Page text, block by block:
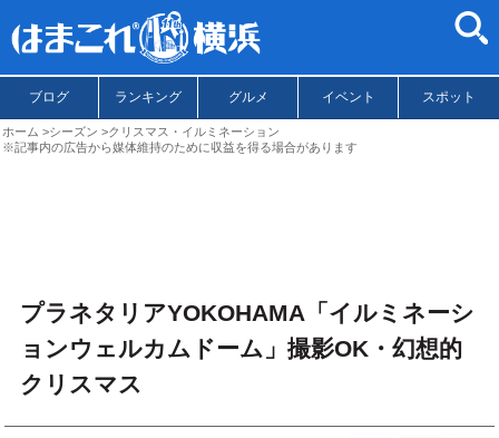
ブログ ランキング グルメ イベント スポット
ホーム シーズン
クリスマス・イルミネーション
※記事内の広告から媒体維持のために収益を得る場合があります
プラネタリアYOKOHAMA「イルミネーシ
ョンウェルカムドーム」撮影OK・幻想的
クリスマス